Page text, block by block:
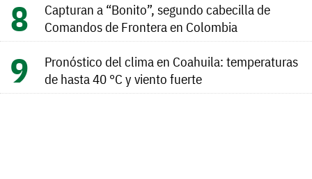
Capturan a “Bonito”, segundo cabecilla de
Comandos de Frontera en Colombia
Pronóstico del clima en Coahuila: temperaturas
de hasta 40 °C y viento fuerte